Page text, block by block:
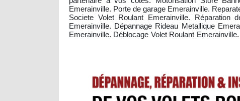
Emerainville. Porte de garage Emerainville.
Societe Volet Roulant Emerainville. Réparation
Emerainville. Dépannage Rideau Metallique
Emerainville. Déblocage Volet Roulant